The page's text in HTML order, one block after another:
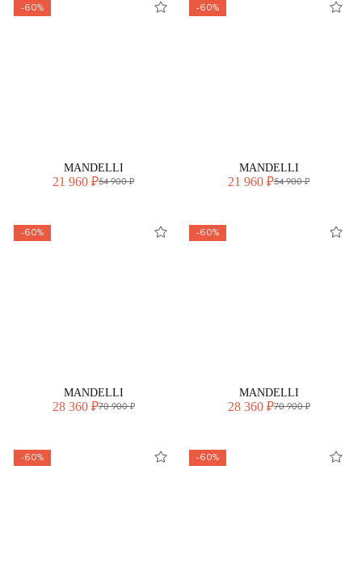
-60%
MANDELLI
21 960 ₽54 900 ₽
-60%
MANDELLI
21 960 ₽54 900 ₽
-60%
MANDELLI
28 360 ₽70 900 ₽
-60%
MANDELLI
28 360 ₽70 900 ₽
-60% -60%